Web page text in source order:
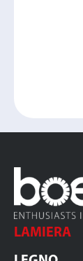
LAMIERA